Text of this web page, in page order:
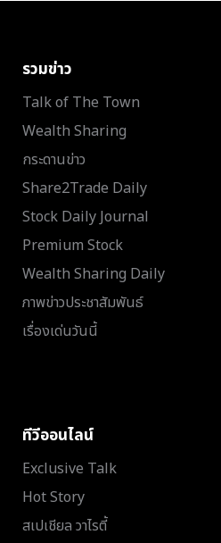
รวมข่าว
Talk of The Town
Wealth Sharing
กระดานข่าว
Share2Trade Daily
Stock Daily Journal
Premium Stock
Wealth Sharing Daily
ภาพข่าวประชาสัมพันธ์
เรื่องเด่นวันนี้
ทีวีออนไลน์
Exclusive Talk
Hot Story
สเปเชียล วาไรตี้